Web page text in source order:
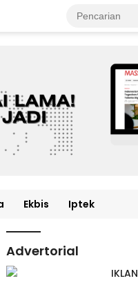
Ekbis Iptek
Advertorial